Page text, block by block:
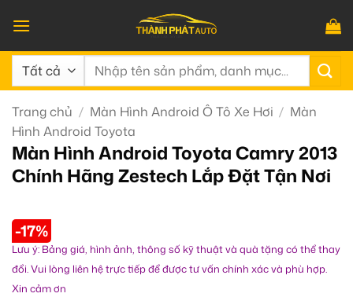
qua
nội
dung
Tìm
Trang chủ / Màn Hình Android Ô Tô Xe Hơi / Màn
Hình Android Toyota
Màn Hình Android Toyota Camry 2013
Chính Hãng Zestech Lắp Đặt Tận Nơi
-17%
Lưu ý: Bảng giá, hình ảnh, thông số kỹ thuật và quà tặng có thể thay
đổi. Vui lòng liên hệ trực tiếp để được tư vấn chính xác và phù hợp.
Xin cảm ơn